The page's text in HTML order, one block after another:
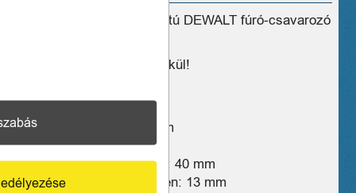
Eladó használt, jó állapotú DEWALT fúró-csavarozó
Akkumulátorral, töltő nélkül!
Forgatónyomaték: 70 Nm
Fordulatszám: 2000 rpm
Fúrásteljesítmény fában: 40 mm
Fúrásteljesítmény fémben: 13 mm